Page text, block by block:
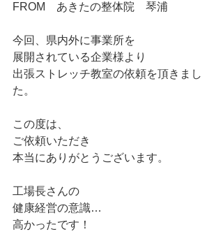
FROM　あきたの整体院　琴浦
今回、県内外に事業所を
展開されている企業様より
出張ストレッチ教室の依頼を頂きまし
た。
この度は、
ご依頼いただき
本当にありがとうございます。
工場長さんの
健康経営の意識…
高かったです！